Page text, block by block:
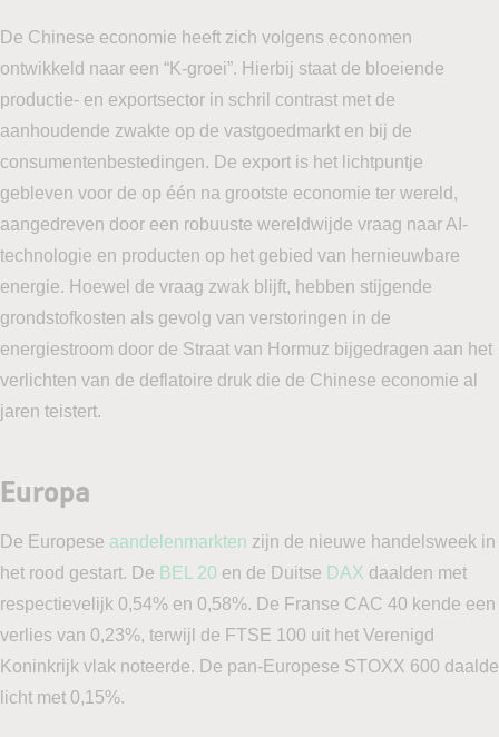
De Chinese economie heeft zich volgens economen
ontwikkeld naar een “K-groei”. Hierbij staat de bloeiende
productie- en exportsector in schril contrast met de
aanhoudende zwakte op de vastgoedmarkt en bij de
consumentenbestedingen. De export is het lichtpuntje
gebleven voor de op één na grootste economie ter wereld,
aangedreven door een robuuste wereldwijde vraag naar AI-
technologie en producten op het gebied van hernieuwbare
energie. Hoewel de vraag zwak blijft, hebben stijgende
grondstofkosten als gevolg van verstoringen in de
energiestroom door de Straat van Hormuz bijgedragen aan het
verlichten van de deflatoire druk die de Chinese economie al
jaren teistert.
Europa
De Europese aandelenmarkten zijn de nieuwe handelsweek in
het rood gestart. De BEL 20 en de Duitse DAX daalden met
respectievelijk 0,54% en 0,58%. De Franse CAC 40 kende een
verlies van 0,23%, terwijl de FTSE 100 uit het Verenigd
Koninkrijk vlak noteerde. De pan-Europese STOXX 600 daalde
licht met 0,15%.